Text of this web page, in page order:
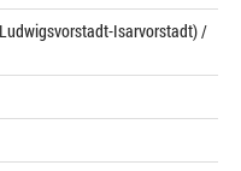
Isarvorstadt) /